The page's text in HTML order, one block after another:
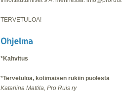
TERVETULOA!
*Kahvitus
*Tervetuloa, kotimaisen rukiin puolesta
Katariina Mattila, Pro Ruis ry